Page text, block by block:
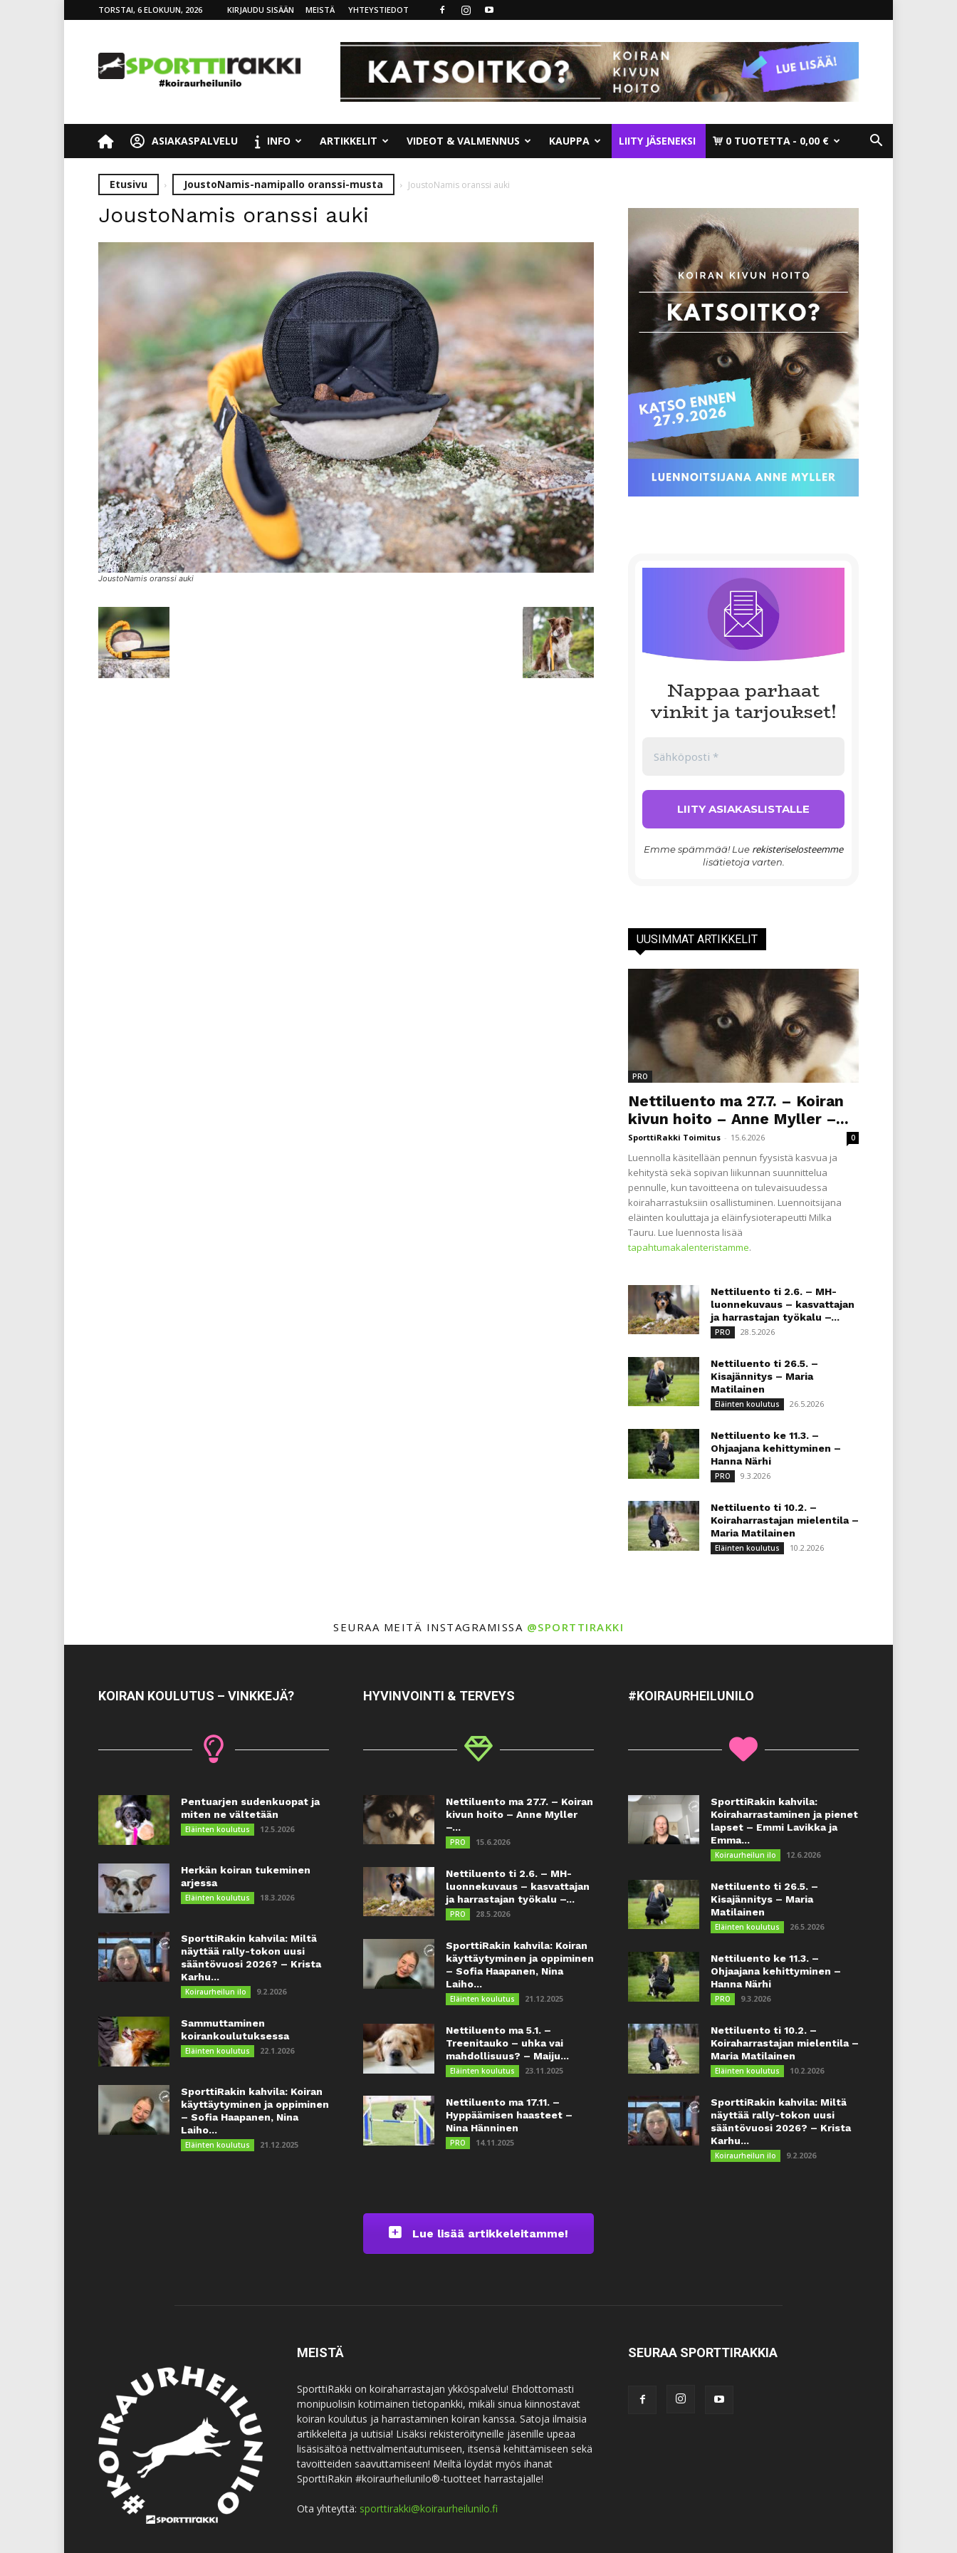
TORSTAI, 6 ELOKUUN, 2026 KIRJAUDU SISÄÄN MEISTÄ YHTEYSTIEDOT
ASIAKASPALVELU INFO ARTIKKELIT VIDEOT & VALMENNUS KAUPPA LIITY JÄSENEKSI 0 TUOTETTA 0,00 €
Etusivu JoustoNamis-namipallo oranssi-musta JoustoNamis oranssi auki
JoustoNamis oranssi auki
JoustoNamis oranssi auki
Nappaa parhaat
vinkit ja tarjoukset!
Emme spämmää! Lue rekisteriselosteemme
lisätietoja varten.
UUSIMMAT ARTIKKELIT
PRO
Nettiluento ma 27.7. – Koiran
kivun hoito – Anne Myller –...
SporttiRakki Toimitus - 15.6.2026 0
Luennolla käsitellään pennun fyysistä kasvua ja
kehitystä sekä sopivan liikunnan suunnittelua
pennulle, kun tavoitteena on tulevaisuudessa
koiraharrastuksiin osallistuminen. Luennoitsijana
eläinten kouluttaja ja eläinfysioterapeutti Milka
Tauru. Lue luennosta lisää
tapahtumakalenteristamme.
Nettiluento ti 2.6. – MH-
luonnekuvaus – kasvattajan
ja harrastajan työkalu –...
PRO 28.5.2026
Nettiluento ti 26.5. –
Kisajännitys – Maria
Matilainen
Eläinten koulutus 26.5.2026
Nettiluento ke 11.3. –
Ohjaajana kehittyminen –
Hanna Närhi
PRO 9.3.2026
Nettiluento ti 10.2. –
Koiraharrastajan mielentila –
Maria Matilainen
Eläinten koulutus 10.2.2026
SEURAA MEITÄ INSTAGRAMISSA @SPORTTIRAKKI
KOIRAN KOULUTUS – VINKKEJÄ?
Pentuarjen sudenkuopat ja
miten ne vältetään
Eläinten koulutus 12.5.2026
Herkän koiran tukeminen
arjessa
Eläinten koulutus 18.3.2026
SporttiRakin kahvila: Miltä
näyttää rally-tokon uusi
sääntövuosi 2026? – Krista
Karhu...
Koiraurheilun ilo 9.2.2026
Sammuttaminen
koirankoulutuksessa
Eläinten koulutus 22.1.2026
SporttiRakin kahvila: Koiran
käyttäytyminen ja oppiminen
– Sofia Haapanen, Nina
Laiho...
Eläinten koulutus 21.12.2025
HYVINVOINTI & TERVEYS
Nettiluento ma 27.7. – Koiran
kivun hoito – Anne Myller
–...
PRO 15.6.2026
Nettiluento ti 2.6. – MH-
luonnekuvaus – kasvattajan
ja harrastajan työkalu –...
PRO 28.5.2026
SporttiRakin kahvila: Koiran
käyttäytyminen ja oppiminen
– Sofia Haapanen, Nina
Laiho...
Eläinten koulutus 21.12.2025
Nettiluento ma 5.1. –
Treenitauko – uhka vai
mahdollisuus? – Maiju...
Eläinten koulutus 23.11.2025
Nettiluento ma 17.11. –
Hyppäämisen haasteet –
Nina Hänninen
PRO 14.11.2025
Lue lisää artikkeleitamme!
#KOIRAURHEILUNILO
SporttiRakin kahvila:
Koiraharrastaminen ja pienet
lapset – Emmi Lavikka ja
Emma...
Koiraurheilun ilo 12.6.2026
Nettiluento ti 26.5. –
Kisajännitys – Maria
Matilainen
Eläinten koulutus 26.5.2026
Nettiluento ke 11.3. –
Ohjaajana kehittyminen –
Hanna Närhi
PRO 9.3.2026
Nettiluento ti 10.2. –
Koiraharrastajan mielentila –
Maria Matilainen
Eläinten koulutus 10.2.2026
SporttiRakin kahvila: Miltä
näyttää rally-tokon uusi
sääntövuosi 2026? – Krista
Karhu...
Koiraurheilun ilo 9.2.2026
MEISTÄ
SporttiRakki on koiraharrastajan ykköspalvelu! Ehdottomasti
monipuolisin kotimainen tietopankki, mikäli sinua kiinnostavat
koiran koulutus ja harrastaminen koiran kanssa. Satoja ilmaisia
artikkeleita ja uutisia! Lisäksi rekisteröityneille jäsenille upeaa
lisäsisältöä nettivalmentautumiseen, itsensä kehittämiseen sekä
tavoitteiden saavuttamiseen! Meiltä löydät myös ihanat
SporttiRakin #koiraurheilunilo®-tuotteet harrastajalle!
Ota yhteyttä: sporttirakki@koiraurheilunilo.fi
SEURAA SPORTTIRAKKIA